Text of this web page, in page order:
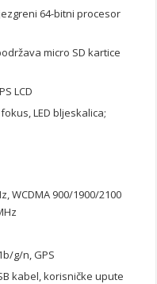
64-bitni procesor
micro SD kartice
LCD
LED bljeskalica;
WCDMA 900/1900/2100
g/n, GPS
kabel, korisničke upute